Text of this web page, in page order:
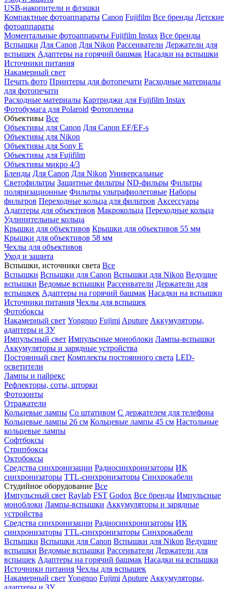
USB-накопители и флэшки
Компактные фотоаппараты Canon Fujifilm Все бренды Детские
фотоаппараты
Моментальные фотоаппараты Fujifilm Instax Все бренды
Вспышки Для Canon Для Nikon Рассеиватели Держатели для
вспышек Адаптеры на горячий башмак Насадки на вспышки
Источники питания
Накамерный свет
Печать фото Принтеры для фотопечати Расходные материалы
для фотопечати
Расходные материалы Картриджи для Fujifilm Instax
Фотобумага для Polaroid Фотопленка
Объективы Все
Объективы для Canon Для Canon EF/EF-s
Объективы для Nikon
Объективы для Sony E
Объективы для Fujifilm
Объективы микро 4/3
Бленды Для Canon Для Nikon Универсальные
Светофильтры Защитные фильтры ND-фильры Фильтры
поляризационные Фильтры ультрафиолетовые Наборы
фильтров Переходные кольца для фильтров Аксессуары
Адаптеры для объективов Макрокольца Переходные кольца
Удлинительные кольца
Крышки для объективов Крышки для объективов 55 мм
Крышки для объективов 58 мм
Чехлы для объективов
Уход и защита
Вспышки, источники света Все
Вспышки Вспышки для Canon Вспышки для Nikon Ведущие
вспышки Ведомые вспышки Рассеиватели Держатели для
вспышкек Адаптеры на горячий башмак Насадки на вспышки
Источники питания Чехлы для вспышек
Фотобоксы
Накамерный свет Yongnuo Fujimi Aputure Аккумуляторы,
адаптеры и ЗУ
Импульсный свет Импульсные моноблоки Лампы-вспышки
Аккумуляторы и зарядные устройства
Постоянный свет Комплекты постоянного света LED-
осветители
Лампы и пайрекс
Рефлекторы, соты, шторки
Фотозонты
Отражатели
Кольцевые лампы Со штативом С держателем для телефона
Кольцевые лампы 26 см Кольцевые лампы 45 см Настольные
кольцевые лампы
Софтбоксы
Стрипбоксы
Октобоксы
Средства синхронизации Радиосинхронизаторы ИК
синхронизаторы TTL-синхронизаторы Синхрокабели
Студийное оборудование Все
Импульсный свет Raylab FST Godox Все бренды Импульсные
моноблоки Лампы-вспышки Аккумуляторы и зарядные
устройства
Средства синхронизации Радиосинхронизаторы ИК
синхронизаторы TTL-синхронизаторы Синхрокабели
Вспышки Вспышки для Canon Вспышки для Nikon Ведущие
вспышки Ведомые вспышки Рассеиватели Держатели для
вспышек Адаптеры на горячий башмак Насадки на вспышки
Источники питания Чехлы для вспышек
Накамерный свет Yongnuo Fujimi Aputure Аккумуляторы,
адаптеры и ЗУ